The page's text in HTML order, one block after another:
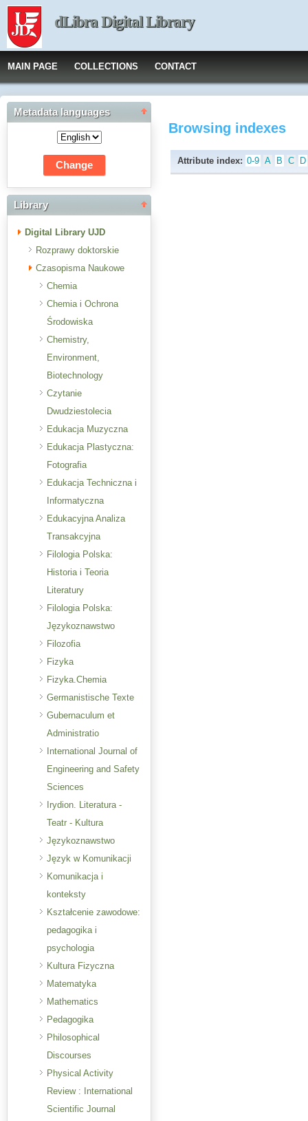
dLibra Digital Library
MAIN PAGE COLLECTIONS CONTACT
Metadata languages
Library
Digital Library UJD
Rozprawy doktorskie
Czasopisma Naukowe
Chemia
Chemia i Ochrona
Środowiska
Chemistry,
Environment,
Biotechnology
Czytanie
Dwudziestolecia
Edukacja Muzyczna
Edukacja Plastyczna:
Fotografia
Edukacja Techniczna i
Informatyczna
Edukacyjna Analiza
Transakcyjna
Filologia Polska:
Historia i Teoria
Literatury
Filologia Polska:
Językoznawstwo
Filozofia
Fizyka
Fizyka.Chemia
Germanistische Texte
Gubernaculum et
Administratio
International Journal of
Engineering and Safety
Sciences
Irydion. Literatura -
Teatr - Kultura
Językoznawstwo
Język w Komunikacji
Komunikacja i
konteksty
Kształcenie zawodowe:
pedagogika i
psychologia
Kultura Fizyczna
Matematyka
Mathematics
Pedagogika
Philosophical
Discourses
Physical Activity
Review : International
Scientific Journal
Browsing indexes
Attribute index: 0-9 A B C D